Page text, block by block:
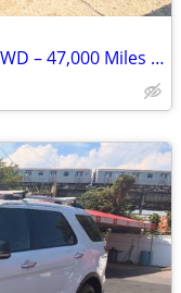
2016 Subaru Outback 2.5i Limited AWD – 47,000 Miles – Excellent Condit